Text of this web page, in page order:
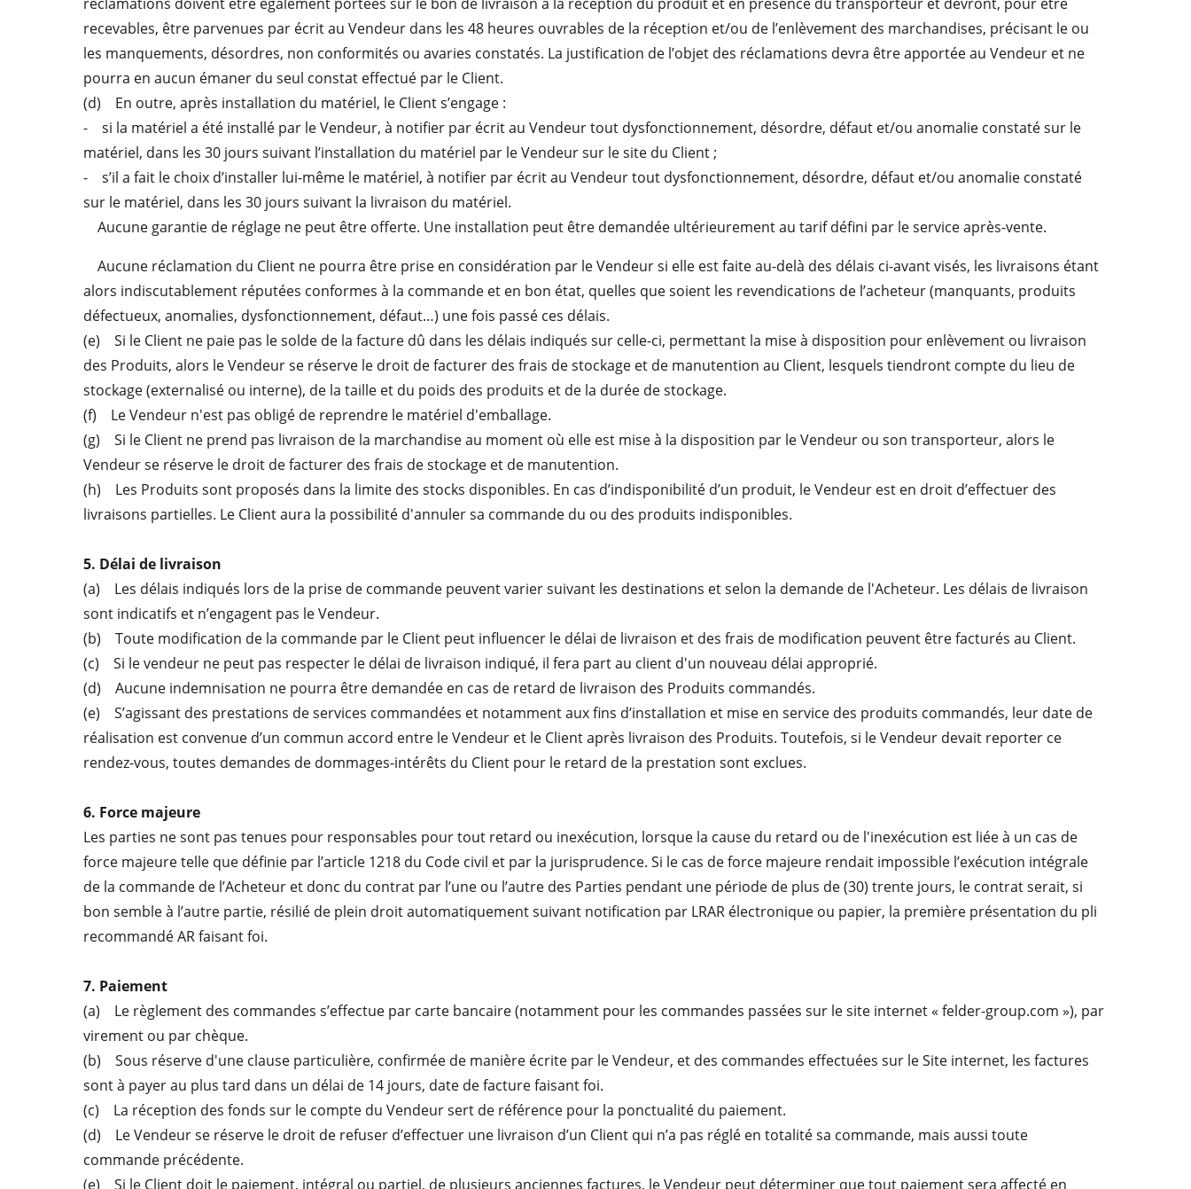
recevables, être parvenues par écrit au Vendeur dans les 48 heures ouvrables de la réception et/ou de l’enlèvement des marchandises, précisant le ou
les manquements, désordres, non conformités ou avaries constatés. La justification de l’objet des réclamations devra être apportée au Vendeur et ne
pourra en aucun émaner du seul constat effectué par le Client.
(d) En outre, après installation du matériel, le Client s’engage :
- si la matériel a été installé par le Vendeur, à notifier par écrit au Vendeur tout dysfonctionnement, désordre, défaut et/ou anomalie constaté sur le
matériel, dans les 30 jours suivant l’installation du matériel par le Vendeur sur le site du Client ;
- s’il a fait le choix d’installer lui-même le matériel, à notifier par écrit au Vendeur tout dysfonctionnement, désordre, défaut et/ou anomalie constaté
sur le matériel, dans les 30 jours suivant la livraison du matériel.
Aucune garantie de réglage ne peut être offerte. Une installation peut être demandée ultérieurement au tarif défini par le service après-vente.
Aucune réclamation du Client ne pourra être prise en considération par le Vendeur si elle est faite au-delà des délais ci-avant visés, les livraisons étant
alors indiscutablement réputées conformes à la commande et en bon état, quelles que soient les revendications de l’acheteur (manquants, produits
défectueux, anomalies, dysfonctionnement, défaut…) une fois passé ces délais.
(e) Si le Client ne paie pas le solde de la facture dû dans les délais indiqués sur celle-ci, permettant la mise à disposition pour enlèvement ou livraison
des Produits, alors le Vendeur se réserve le droit de facturer des frais de stockage et de manutention au Client, lesquels tiendront compte du lieu de
stockage (externalisé ou interne), de la taille et du poids des produits et de la durée de stockage.
(f) Le Vendeur n'est pas obligé de reprendre le matériel d'emballage.
(g) Si le Client ne prend pas livraison de la marchandise au moment où elle est mise à la disposition par le Vendeur ou son transporteur, alors le
Vendeur se réserve le droit de facturer des frais de stockage et de manutention.
(h) Les Produits sont proposés dans la limite des stocks disponibles. En cas d’indisponibilité d’un produit, le Vendeur est en droit d’effectuer des
livraisons partielles. Le Client aura la possibilité d'annuler sa commande du ou des produits indisponibles.
5. Délai de livraison
(a) Les délais indiqués lors de la prise de commande peuvent varier suivant les destinations et selon la demande de l'Acheteur. Les délais de livraison
sont indicatifs et n’engagent pas le Vendeur.
(b) Toute modification de la commande par le Client peut influencer le délai de livraison et des frais de modification peuvent être facturés au Client.
(c) Si le vendeur ne peut pas respecter le délai de livraison indiqué, il fera part au client d'un nouveau délai approprié.
(d) Aucune indemnisation ne pourra être demandée en cas de retard de livraison des Produits commandés.
(e) S’agissant des prestations de services commandées et notamment aux fins d’installation et mise en service des produits commandés, leur date de
réalisation est convenue d’un commun accord entre le Vendeur et le Client après livraison des Produits. Toutefois, si le Vendeur devait reporter ce
rendez-vous, toutes demandes de dommages-intérêts du Client pour le retard de la prestation sont exclues.
6. Force majeure
Les parties ne sont pas tenues pour responsables pour tout retard ou inexécution, lorsque la cause du retard ou de l'inexécution est liée à un cas de
force majeure telle que définie par l’article 1218 du Code civil et par la jurisprudence. Si le cas de force majeure rendait impossible l’exécution intégrale
de la commande de l’Acheteur et donc du contrat par l’une ou l’autre des Parties pendant une période de plus de (30) trente jours, le contrat serait, si
bon semble à l’autre partie, résilié de plein droit automatiquement suivant notification par LRAR électronique ou papier, la première présentation du pli
recommandé AR faisant foi.
7. Paiement
(a) Le règlement des commandes s’effectue par carte bancaire (notamment pour les commandes passées sur le site internet « felder-group.com »), par
virement ou par chèque.
(b) Sous réserve d'une clause particulière, confirmée de manière écrite par le Vendeur, et des commandes effectuées sur le Site internet, les factures
sont à payer au plus tard dans un délai de 14 jours, date de facture faisant foi.
(c) La réception des fonds sur le compte du Vendeur sert de référence pour la ponctualité du paiement.
(d) Le Vendeur se réserve le droit de refuser d’effectuer une livraison d’un Client qui n’a pas réglé en totalité sa commande, mais aussi toute
commande précédente.
(e) Si le Client doit le paiement, intégral ou partiel, de plusieurs anciennes factures, le Vendeur peut déterminer que tout paiement sera affecté en